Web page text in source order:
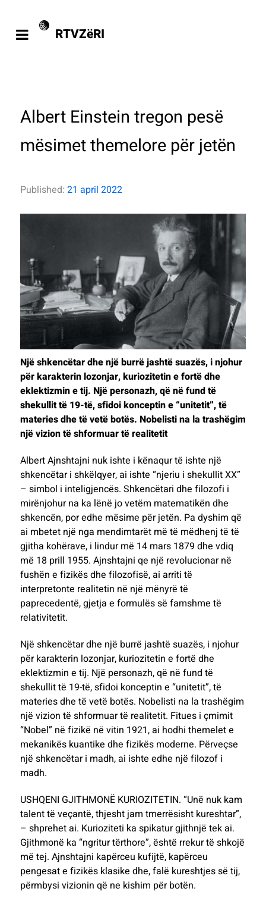
RTVZëRI
Albert Einstein tregon pesë
mësimet themelore për jetën
Published: 21 april 2022
Një shkencëtar dhe një burrë jashtë suazës, i njohur
për karakterin lozonjar, kuriozitetin e fortë dhe
eklektizmin e tij. Një personazh, që në fund të
shekullit të 19-të, sfidoi konceptin e “unitetit”, të
materies dhe të vetë botës. Nobelisti na la trashëgim
një vizion të shformuar të realitetit
Albert Ajnshtajni nuk ishte i kënaqur të ishte një
shkencëtar i shkëlqyer, ai ishte “njeriu i shekullit XX”
– simbol i inteligjencës. Shkencëtari dhe filozofi i
mirënjohur na ka lënë jo vetëm matematikën dhe
shkencën, por edhe mësime për jetën. Pa dyshim që
ai mbetet një nga mendimtarët më të mëdhenj të të
gjitha kohërave, i lindur më 14 mars 1879 dhe vdiq
më 18 prill 1955. Ajnshtajni qe një revolucionar në
fushën e fizikës dhe filozofisë, ai arriti të
interpretonte realitetin në një mënyrë të
paprecedentë, gjetja e formulës së famshme të
relativitetit.
Një shkencëtar dhe një burrë jashtë suazës, i njohur
për karakterin lozonjar, kuriozitetin e fortë dhe
eklektizmin e tij. Një personazh, që në fund të
shekullit të 19-të, sfidoi konceptin e “unitetit”, të
materies dhe të vetë botës. Nobelisti na la trashëgim
një vizion të shformuar të realitetit. Fitues i çmimit
“Nobel” në fizikë në vitin 1921, ai hodhi themelet e
mekanikës kuantike dhe fizikës moderne. Përveçse
një shkencëtar i madh, ai ishte edhe një filozof i
madh.
USHQENI GJITHMONË KURIOZITETIN. “Unë nuk kam
talent të veçantë, thjesht jam tmerrësisht kureshtar”,
– shprehet ai. Kurioziteti ka spikatur gjithnjë tek ai.
Gjithmonë ka “ngritur tërthore”, është rrekur të shkojë
më tej. Ajnshtajni kapërceu kufijtë, kapërceu
pengesat e fizikës klasike dhe, falë kureshtjes së tij,
përmbysi vizionin që ne kishim për botën.